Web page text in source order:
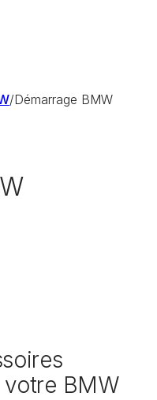
/Démarrage BMW
BMW